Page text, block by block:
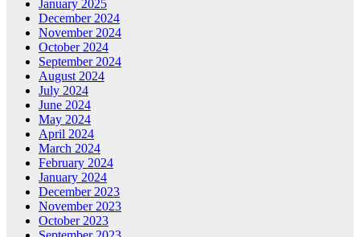
January 2025
December 2024
November 2024
October 2024
September 2024
August 2024
July 2024
June 2024
May 2024
April 2024
March 2024
February 2024
January 2024
December 2023
November 2023
October 2023